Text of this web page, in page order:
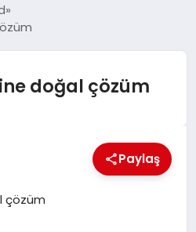
doğal çözüm
Paylaş